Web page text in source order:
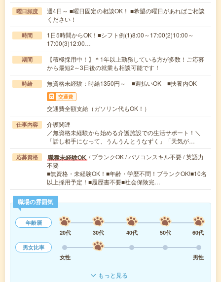
曜日頻度
週4日～ ■曜日固定の相談OK！ ■希望の曜日があればご相談
ください！
時間
1日5時間からOK！■シフト例(1)8:00～17:00(2)10:00～
17:00(3)12:00…
期間
【積極採用中！】＊1年以上勤務している方が多数！ご応募
から最短2～3日後の就業も相談可能です！
時給 無資格未経験：時給1350円～ ■週払いOK ■扶養内OK
交通費
交通費全額支給（ガソリン代もOK！）
仕事内容
介護関連
／無資格未経験から始める介護施設での生活サポート！＼
「話し相手になって、うんうんとうなずく」「天気が…
応募資格 職種未経験OK / ブランクOK / パソコンスキル不要 / 英語力
不要
■無資格・未経験OK！■年齢・学歴不問！ブランクOK!■10名
以上採用予定！■履歴書不要■社会保険完…
職場の雰囲気
年齢層
20代
30代 40代 50代
60代
男女比率
女性
男性
もっと見る